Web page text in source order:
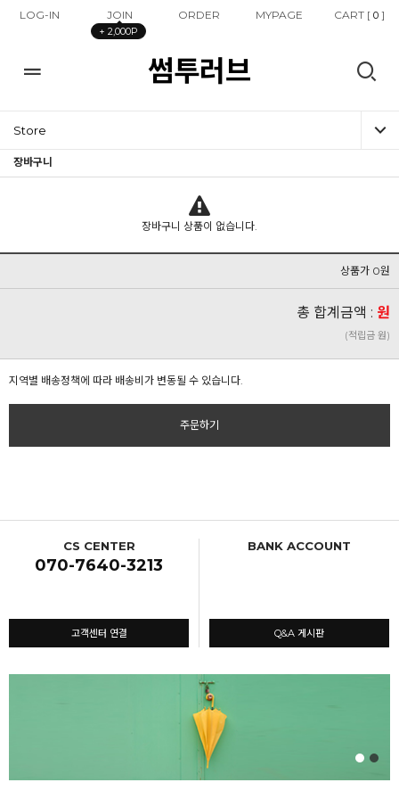
LOG-IN JOIN
+ 2,000P
ORDER MYPAGE CART [ 0]
썸투러브
Store
장바구니
장바구니 상품이 없습니다.
상품가 0원
총 합계금액 : 원
(적립금 원)
지역별 배송정책에 따라 배송비가 변동될 수 있습니다.
주문하기
CS CENTER
070-7640-3213
고객센터 연결
BANK ACCOUNT
Q&A 게시판